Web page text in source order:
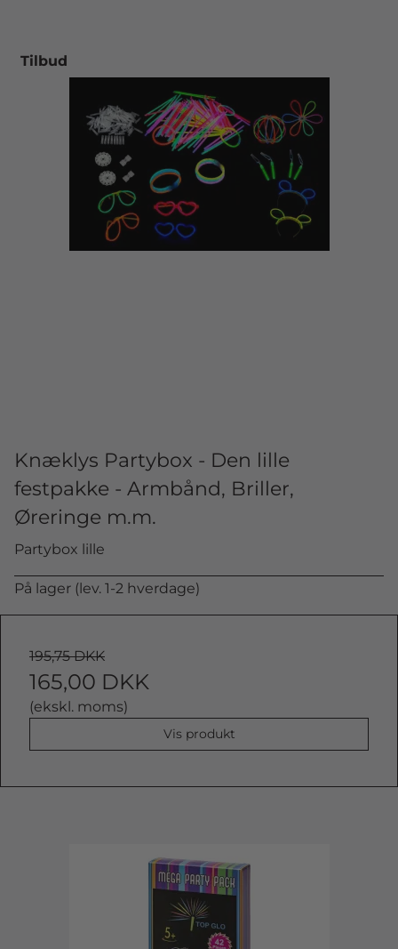
Tilbud
Knæklys Partybox - Den lille
festpakke - Armbånd, Briller,
Øreringe m.m.
Partybox lille
På lager (lev. 1-2 hverdage)
195,75 DKK
165,00 DKK
(ekskl. moms)
Vis produkt